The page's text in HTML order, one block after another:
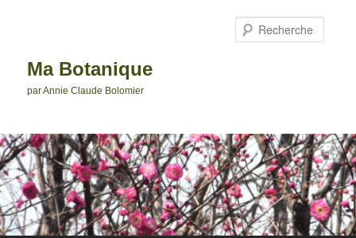
Ma Botanique
par Annie Claude Bolomier